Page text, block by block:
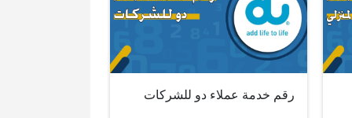
رقم خدمة عملاء دو للشركات